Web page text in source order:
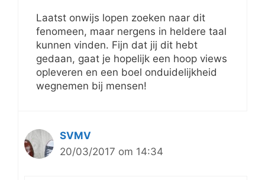
Laatst onwijs lopen zoeken naar dit
fenomeen, maar nergens in heldere taal
kunnen vinden. Fijn dat jij dit hebt
gedaan, gaat je hopelijk een hoop views
opleveren en een boel onduidelijkheid
wegnemen bij mensen!
SVMV
20/03/2017 om 14:34